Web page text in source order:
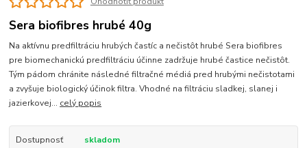
Sera biofibres hrubé 40g
Na aktívnu predfiltráciu hrubých častíc a nečistôt hrubé Sera biofibres
pre biomechanickú predfiltráciu účinne zadržuje hrubé častice nečistôt.
Tým pádom chránite následné filtračné médiá pred hrubými nečistotami
a zvyšuje biologický účinok filtra. Vhodné na filtráciu sladkej, slanej i
jazierkovej... celý popis
Dostupnosť skladom